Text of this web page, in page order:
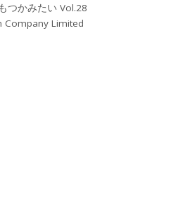
つかみたい Vol.28
Company Limited